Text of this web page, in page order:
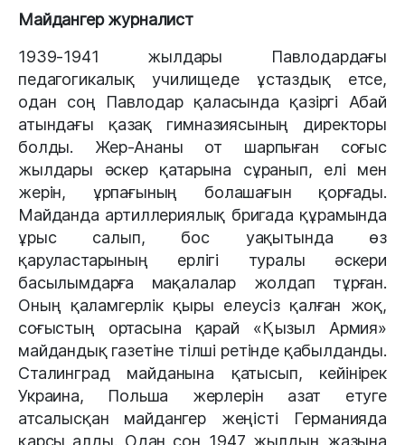
Майдангер журналист
1939-1941 жылдары Павлодардағы
педагогикалық училищеде ұстаздық етсе,
одан соң Павлодар қаласында қазіргі Абай
атындағы қазақ гимназиясының директоры
болды. Жер-Ананы от шарпыған соғыс
жылдары әскер қатарына сұранып, елі мен
жерін, ұрпағының болашағын қорғады.
Майданда артиллериялық бригада құрамында
ұрыс салып, бос уақытында өз
қаруластарының ерлігі туралы әскери
басылымдарға мақалалар жолдап тұрған.
Оның қаламгерлік қыры елеусіз қалған жоқ,
соғыстың ортасына қарай «Қызыл Армия»
майдандық газетіне тілші ретінде қабылданды.
Сталинград майданына қатысып, кейінірек
Украина, Польша жерлерін азат етуге
атсалысқан майдангер жеңісті Германияда
қарсы алды. Одан соң 1947 жылдың жазына